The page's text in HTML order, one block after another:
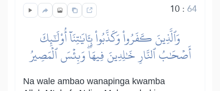
10:64
وَٱلَّذِينَ كَفَرُواْ وَكَذَّبُواْ بِـَٔايَٰتِنَآ أُوْلَٰٓئِكَ
أَصۡحَٰبُ ٱلنَّارِ خَٰلِدِينَ فِيهَاۖ وَبِئۡسَ ٱلۡمَصِيرُ
Na wale ambao wanapinga kwamba